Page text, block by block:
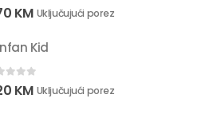
of 5
KM Uključujući porez
Kid
of 5
KM Uključujući porez